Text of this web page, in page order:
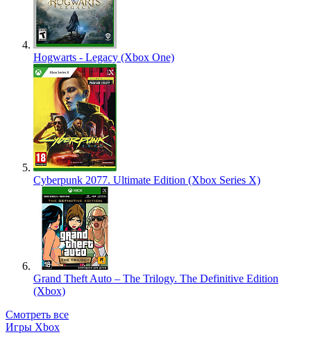
Hogwarts - Legacy (Xbox One)
Cyberpunk 2077. Ultimate Edition (Xbox Series X)
Grand Theft Auto – The Trilogy. The Definitive Edition
(Xbox)
Смотреть все
Игры Xbox